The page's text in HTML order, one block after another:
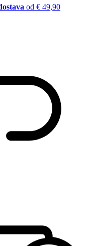
od € 49,90